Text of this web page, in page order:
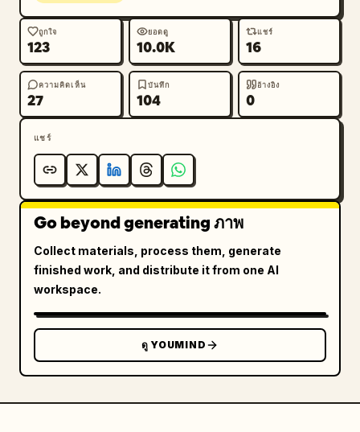
ถูกใจ
123
ยอดดู
10.0K
แชร์
16
ความคิดเห็น
27
บันทึก
104
อ้างอิง
0
แชร์
Go beyond generating ภาพ
Collect materials, process them, generate
finished work, and distribute it from one AI
workspace.
ดู YOUMIND